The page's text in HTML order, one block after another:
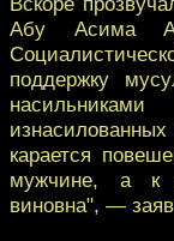
Абу Асима
поддержку
карается
мужчине, а к
виновна", —